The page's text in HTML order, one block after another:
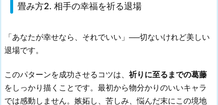
畳み方2. 相手の幸福を祈る退場
「あなたが幸せなら、それでいい」──切ないけれど美しい
退場です。
このパターンを成功させるコツは、 祈りに至るまでの葛藤
をしっかり描くことです。最初から物分かりのいいキャラ
では感動しません。嫉妬し、苦しみ、悩んだ末にこの境地